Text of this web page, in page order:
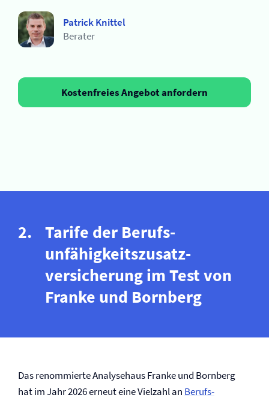
Patrick Knittel
Berater
Kostenfreies Angebot anfordern
Tarife der Berufs­
unfähigkeitszusatz­
versicherung im Test von
Franke und Bornberg
Das renommierte Analysehaus Franke und Bornberg
hat im Jahr 2026 erneut eine Vielzahl an Berufs­